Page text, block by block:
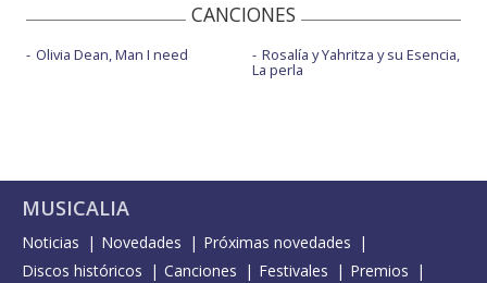
CANCIONES
Olivia Dean, Man I need Rosalía y Yahritza y su Esencia,
La perla
MUSICALIA
Noticias Novedades
Próximas novedades
Discos históricos
Canciones Festivales
Premios